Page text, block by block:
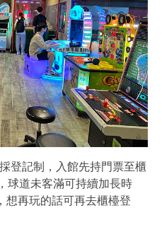
登記制，入館先持門票至櫃
球道未客滿可持續加長時
想再玩的話可再去櫃檯登